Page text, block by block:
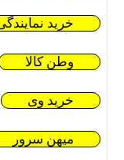
خرید
وطن کالا
خرید وی
میهن سرور